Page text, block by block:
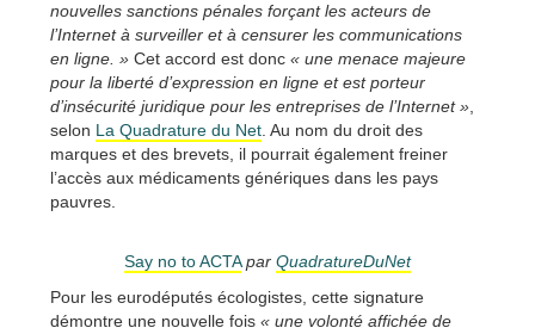
nouvelles sanctions pénales forçant les acteurs de
l’Internet à surveiller et à censurer les communications
en ligne. » Cet accord est donc « une menace majeure
pour la liberté d’expression en ligne et est porteur
d’insécurité juridique pour les entreprises de l’Internet »
selon La Quadrature du Net . Au nom du droit des
marques et des brevets, il pourrait également freiner
l’accès aux médicaments génériques dans les pays
pauvres.
Say no to ACTA par QuadratureDuNet
Pour les eurodéputés écologistes, cette signature
démontre une nouvelle fois « une volonté affichée de